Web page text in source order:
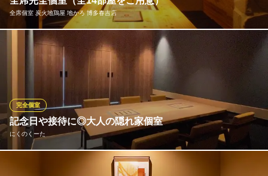
全席個室 せせらぎを聴きながら 西中洲店
上質な大人の隠れ家
地下鉄七隈線（3号線）天神南駅 徒歩6分
福岡県福岡市中央区西中洲1-3 ニューガイアビルディング西中洲NO.85 6F
全席個室 炭火地鶏屋 地かろ 博多春吉店
当店は全席完全個室となっております。1名様～最大26名様までご
利用可能な大部屋もございます。 掘り炬燵タイプが13卓、テーブ
ルは1卓ご用意しております。 各種宴会、デート、接待など、
様々な利用シーンでご利用いただけます。
全席個室 炭火地鶏屋 地かろ 博多春吉店
全席個室炭火地鶏屋
地下鉄七隈線（3号線）天神南駅 徒歩5分
福岡県福岡市中央区春吉3-11-19 パノラマスクエア博多2F
記念日や接待に◎大人の隠れ家個室
にくのくーた
完全個室
ご用途や人数に合わせてお使いいただける完全個室を複数ご用